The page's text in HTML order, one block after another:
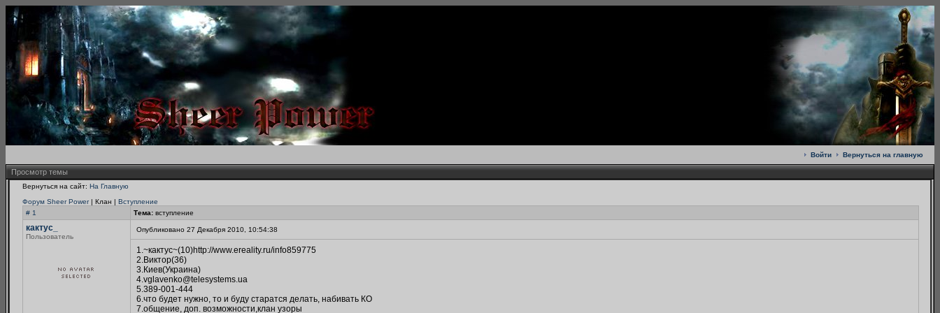
Войти Вернуться на главную
Просмотр темы
Вернуться на сайт: На Главную
Форум Sheer Power| Клан | Вступление
# 1
Тема: вступление
кактус_
Пользователь
Опубликовано 27 Декабря 2010, 10:54:38
1.~кактус~(10)http://www.ereality.ru/info859775
2.Виктор(36)
3.Киев(Украина)
4.vglavenko@telesystems.ua
5.389-001-444
6.что будет нужно, то и буду старатся делать, набивать КО
7.общение, доп. возможности,клан узоры